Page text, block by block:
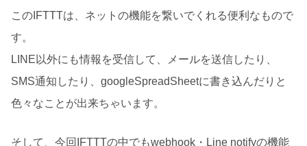
このIFTTTは、ネットの機能を繋いでくれる便利なもので
す。
LINE以外にも情報を受信して、メールを送信したり、
SMS通知したり、googleSpreadSheetに書き込んだりと
色々なことが出来ちゃいます。
そして、今回IFTTTの中でもwebhook・Line notifyの機能